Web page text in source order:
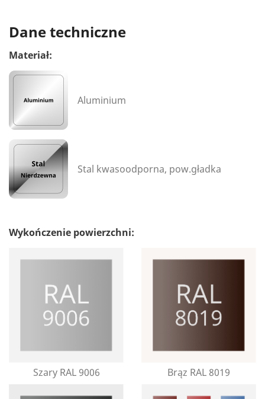
Dane techniczne
Materiał:
Aluminium
Stal kwasoodporna, pow.gładka
Wykończenie powierzchni:
Szary RAL 9006 Brąz RAL 8019